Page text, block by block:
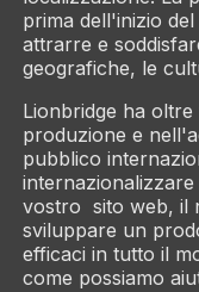
prima dell'inizio
attrarre e
geografiche, le
Lionbridge ha
produzione e
pubblico
vostro sito web, il
sviluppare un
efficaci in tutto il
come possiamo